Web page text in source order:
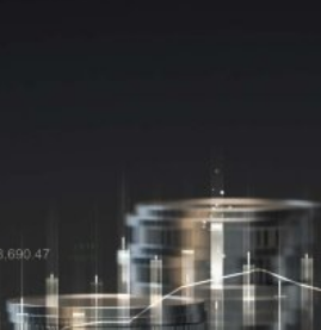
2565 มติที่ประชุมฯ มีการอนุมัติจ่าย
days ago